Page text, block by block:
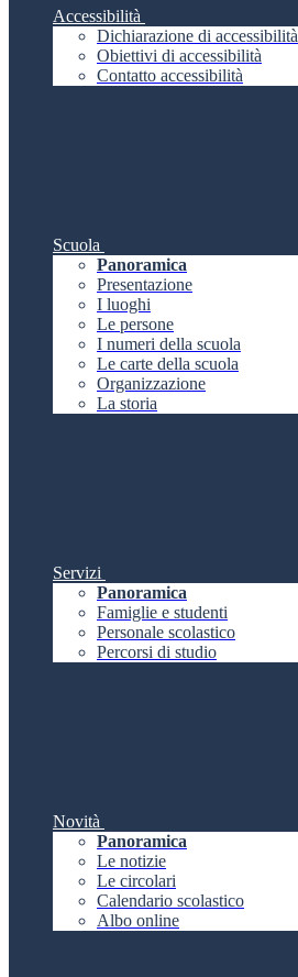
Accessibilità
Dichiarazione di accessibilità
Obiettivi di accessibilità
Contatto accessibilità
Scuola
Panoramica
Presentazione
I luoghi
Le persone
I numeri della scuola
Le carte della scuola
Organizzazione
La storia
Servizi
Panoramica
Famiglie e studenti
Personale scolastico
Percorsi di studio
Novità
Panoramica
Le notizie
Le circolari
Calendario scolastico
Albo online